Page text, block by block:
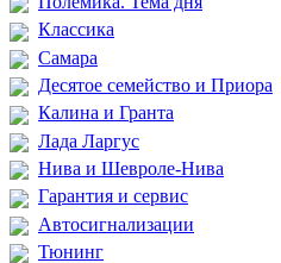
Классика
Самара
Десятое семейство и Приора
Калина и Гранта
Лада Ларгус
Нива и Шевроле-Нива
Гарантия и сервис
Автосигнализации
Тюнинг